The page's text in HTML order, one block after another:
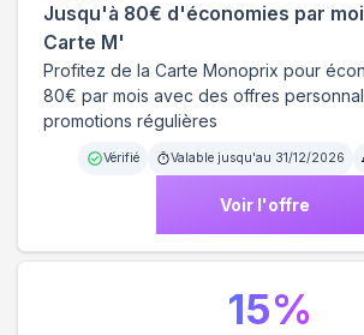
Jusqu'à 80€ d'économies par
Carte M'
Profitez de la Carte Monoprix pour
80€ par mois avec des offres
promotions régulières
Vérifié Valable jusqu'au 31/12/2026
Voir l'offre
15%